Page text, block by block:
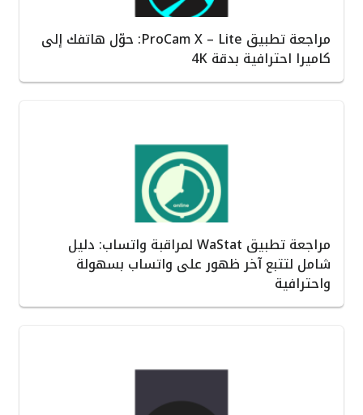
مراجعة تطبيق ProCam X – Lite: حوّل هاتفك إلى
كاميرا احترافية بدقة 4K
مراجعة تطبيق WaStat لمراقبة واتساب: دليل
شامل لتتبع آخر ظهور على واتساب بسهولة
واحترافية